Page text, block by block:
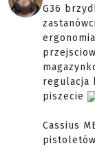
G36
regulacja
piszecie
Cassius